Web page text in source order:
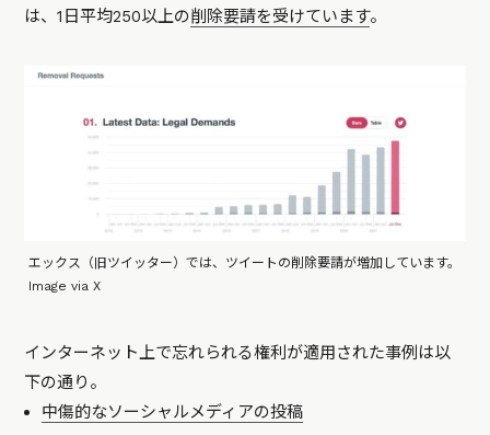
は、1日平均250以上の削除要請を受けています。
エックス（旧ツイッター）では、ツイートの削除要請が増加しています。
Image via X
インターネット上で忘れられる権利が適用された事例は以
下の通り。
中傷的なソーシャルメディアの投稿